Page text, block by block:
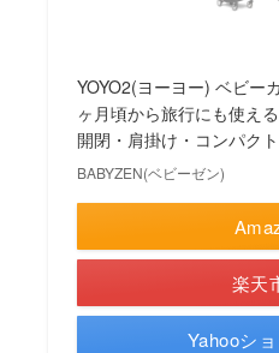
YOYO2(ヨーヨー) ベビー
ヶ月頃から旅行にも使え
開閉・肩掛け・コンパク
BABYZEN(ベビーゼン)
楽天
Yahooシ